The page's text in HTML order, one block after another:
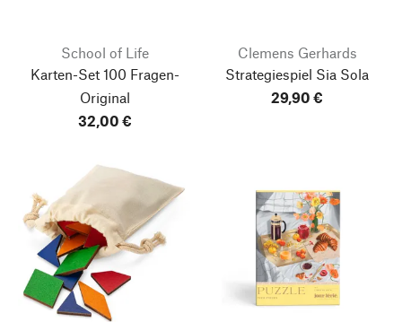
School of Life
Karten-Set 100 Fragen-
Original
32,00 €
Clemens Gerhards
Strategiespiel Sia Sola
29,90 €